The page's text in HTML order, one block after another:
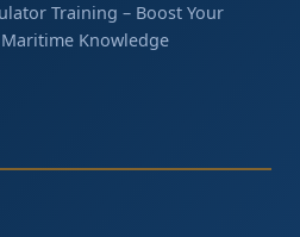
Training – Boost Your
Maritime Knowledge